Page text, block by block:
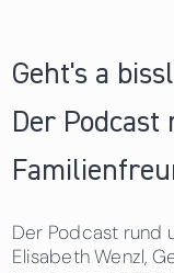
Geht's a
Der
Der Podcast rund
Elisabeth Wenzl,